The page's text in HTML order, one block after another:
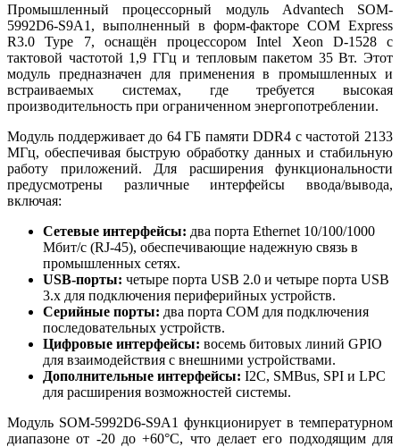
Промышленный процессорный модуль Advantech SOM-
5992D6-S9A1, выполненный в форм-факторе COM Express
R3.0 Type 7, оснащён процессором Intel Xeon D-1528 с
тактовой частотой 1,9 ГГц и тепловым пакетом 35 Вт. Этот
модуль предназначен для применения в промышленных и
встраиваемых системах, где требуется высокая
производительность при ограниченном энергопотреблении.
Модуль поддерживает до 64 ГБ памяти DDR4 с частотой 2133
МГц, обеспечивая быструю обработку данных и стабильную
работу приложений. Для расширения функциональности
предусмотрены различные интерфейсы ввода/вывода,
включая:
Сетевые интерфейсы: два порта Ethernet 10/100/1000
Мбит/с (RJ-45), обеспечивающие надежную связь в
промышленных сетях.
USB-порты: четыре порта USB 2.0 и четыре порта USB
3.x для подключения периферийных устройств.
Серийные порты: два порта COM для подключения
последовательных устройств.
Цифровые интерфейсы: восемь битовых линий GPIO
для взаимодействия с внешними устройствами.
Дополнительные интерфейсы: I2C, SMBus, SPI и LPC
для расширения возможностей системы.
Модуль SOM-5992D6-S9A1 функционирует в температурном
диапазоне от -20 до +60°C, что делает его подходящим для